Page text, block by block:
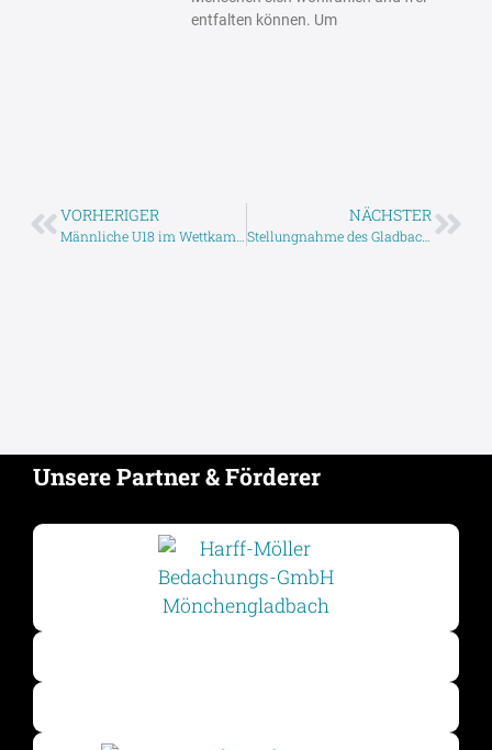
entfalten können. Um
VORHERIGER NÄCHSTER
Stellungnahme des Gladbacher Turngau zu aktuellen Vorwürfen im deutschen Turnsport
Unsere Partner & Förderer